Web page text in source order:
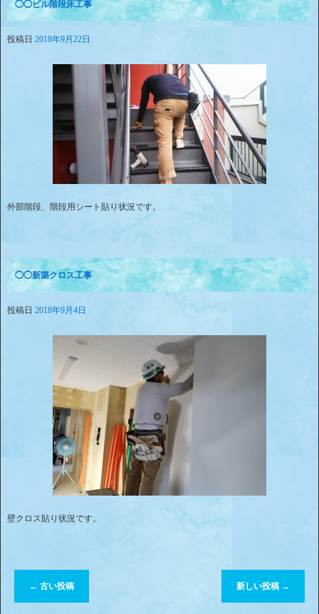
◯◯ビル階段床工事
投稿日 2018年9月22日
外部階段、階段用シート貼り状況です。
◯◯新築クロス工事
投稿日 2018年9月4日
壁クロス貼り状況です。
← 古い投稿 新しい投稿 →